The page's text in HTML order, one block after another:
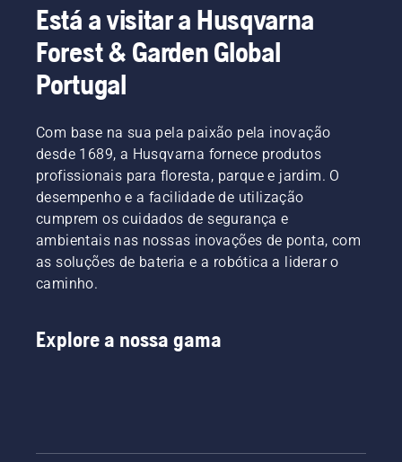
Está a visitar a Husqvarna
Forest & Garden Global
Portugal
Com base na sua pela paixão pela inovação
desde 1689, a Husqvarna fornece produtos
profissionais para floresta, parque e jardim. O
desempenho e a facilidade de utilização
cumprem os cuidados de segurança e
ambientais nas nossas inovações de ponta, com
as soluções de bateria e a robótica a liderar o
caminho.
Explore a nossa gama